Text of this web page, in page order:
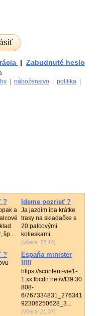
| Zabudnuté heslo
náboženstvo politika
?
a
Ideme pozrieť ?
Ja jazdím iba krátke
trasy na skladačke s
20 palcovými
kolieskami.
(včera, 22:14)
?
Espaňa minister
!!!!!
https://scontent-vie1-
1.xx.fbcdn.net/v/t39.30
808-
6/767334831_276341
92306250628_3...
(včera, 21:37)